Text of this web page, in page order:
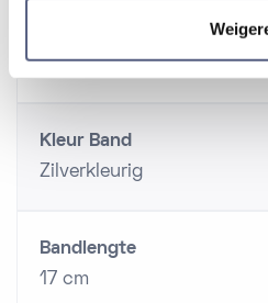
Vouwsluiting met drukker
Kleur Band
Zilverkleurig
Bandlengte
17 cm